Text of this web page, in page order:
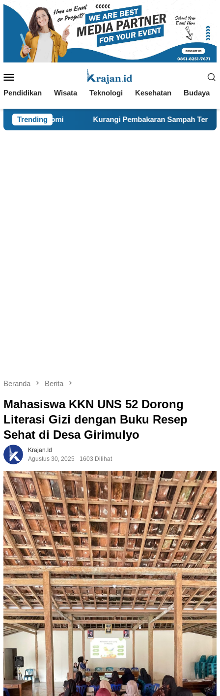
Loncat
Mobile
Pendidikan Wisata Teknologi Kesehatan Budaya
Trending
Kurangi Pembakaran Sampah Terbuka, KKN 120 dan Warga
Beranda Berita
Mahasiswa KKN UNS 52 Dorong
Literasi Gizi dengan Buku Resep
Sehat di Desa Girimulyo
Krajan.id
Agustus 30, 2025
1603 Dilihat